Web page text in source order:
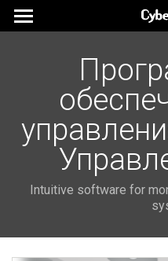
Intuitive software for